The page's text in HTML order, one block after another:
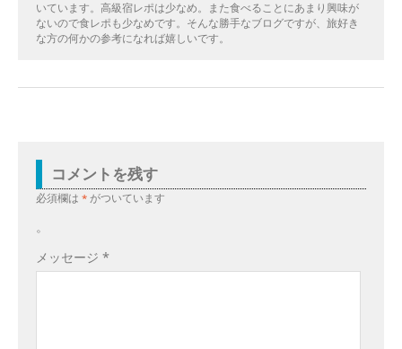
いています。高級宿レポは少なめ。また食べることにあまり興味が
ないので食レポも少なめです。そんな勝手なブログですが、旅好き
な方の何かの参考になれば嬉しいです。
コメントを残す
必須欄は * がついています
。
メッセージ *